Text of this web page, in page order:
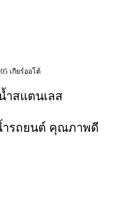
เกียร์ออโต้
ำสแตนเลส
ำรถยนต์ คุณภาพดี